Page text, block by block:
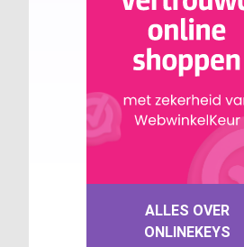
ALLES OVER
ONLINEKEYS